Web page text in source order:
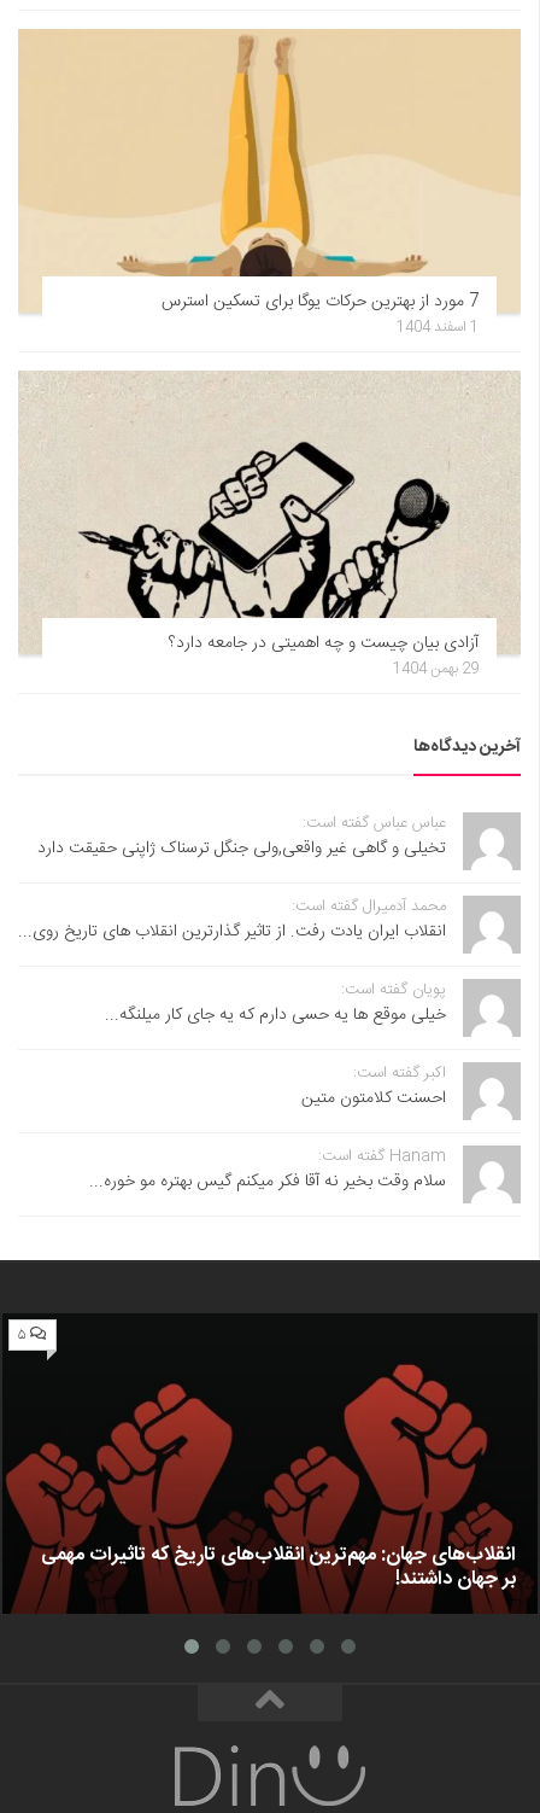
7 مورد از بهترین حرکات یوگا برای تسکین استرس
1 اسفند 1404
آزادی بیان چیست و چه اهمیتی در جامعه دارد؟
29 بهمن 1404
آخرین دیدگاه‌ها
عباس عباس گفته است:
تخیلی و گاهی غیر واقعی,ولی جنگل ترسناک ژاپنی حقیقت دارد
محمد آدمیرال گفته است:
انقلاب ایران یادت رفت. از تاثیر گذارترین انقلاب های تاریخ روی...
پویان گفته است:
خیلی موقع ها یه حسی دارم که یه جای کار میلنگه...
اکبر گفته است:
احسنت ‌کلامتون متین
Hanam گفته است:
سلام وقت بخیر نه آقا فکر میکنم گیس بهتره مو خوره...
۵
انقلاب‌های جهان: مهم‌ترین انقلاب‌های تاریخ که تاثیرات مهمی
بر جهان داشتند!